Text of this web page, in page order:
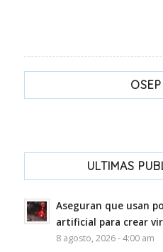
ULTIMAS
Aseguran que usan
artificial para crear
8 agosto, 2026 - 4:00 am